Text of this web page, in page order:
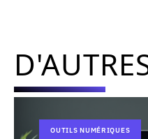
OUTILS NUMÉRIQUES